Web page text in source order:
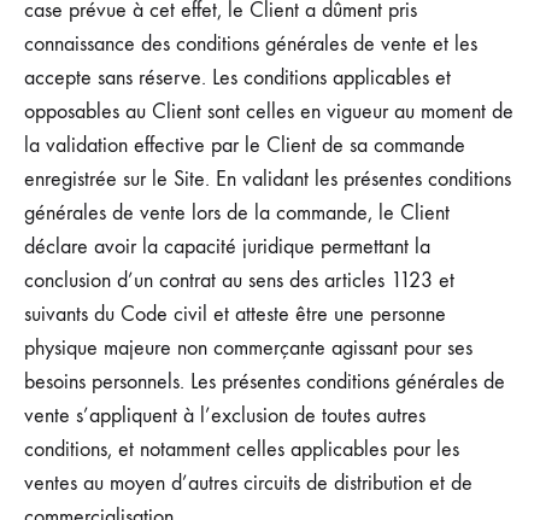
case prévue à cet effet, le Client a dûment pris
connaissance des conditions générales de vente et les
accepte sans réserve. Les conditions applicables et
opposables au Client sont celles en vigueur au moment de
la validation effective par le Client de sa commande
enregistrée sur le Site. En validant les présentes conditions
générales de vente lors de la commande, le Client
déclare avoir la capacité juridique permettant la
conclusion d’un contrat au sens des articles 1123 et
suivants du Code civil et atteste être une personne
physique majeure non commerçante agissant pour ses
besoins personnels. Les présentes conditions générales de
vente s’appliquent à l’exclusion de toutes autres
conditions, et notamment celles applicables pour les
ventes au moyen d’autres circuits de distribution et de